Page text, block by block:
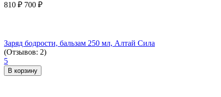
810 ₽ 700 ₽
Заряд бодрости, бальзам 250 мл, Алтай Сила
(Отзывов: 2)
5
В корзину